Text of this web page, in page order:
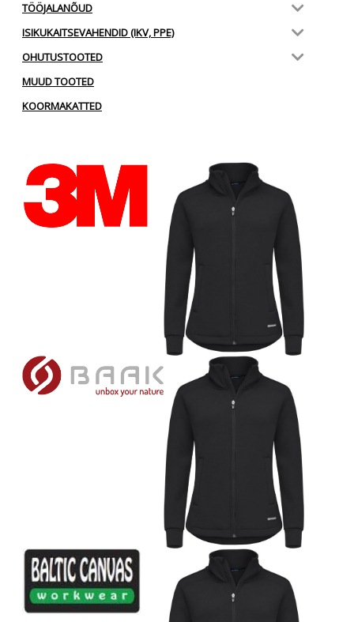
TÖÖJALANÕUD
ISIKUKAITSEVAHENDID (IKV, PPE)
OHUTUSTOOTED
MUUD TOOTED
KOORMAKATTED